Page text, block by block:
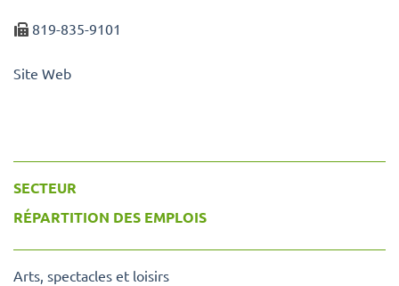
819-835-9101
Site Web
SECTEUR
RÉPARTITION DES EMPLOIS
Arts, spectacles et loisirs